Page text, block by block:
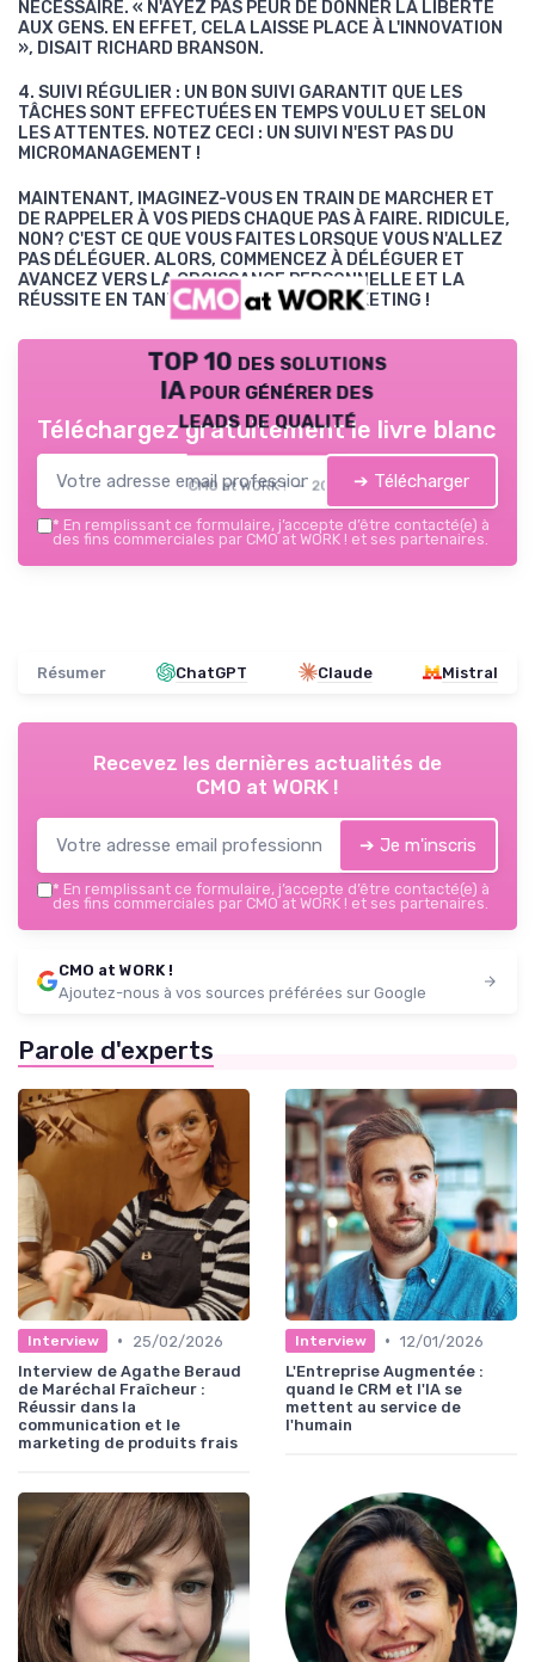
NÉCESSAIRE. « N'AYEZ PAS PEUR DE DONNER LA LIBERTÉ
AUX GENS. EN EFFET, CELA LAISSE PLACE À L'INNOVATION
», DISAIT RICHARD BRANSON.
4. SUIVI RÉGULIER : UN BON SUIVI GARANTIT QUE LES
TÂCHES SONT EFFECTUÉES EN TEMPS VOULU ET SELON
LES ATTENTES. NOTEZ CECI : UN SUIVI N'EST PAS DU
MICROMANAGEMENT !
MAINTENANT, IMAGINEZ-VOUS EN TRAIN DE MARCHER ET
DE RAPPELER À VOS PIEDS CHAQUE PAS À FAIRE. RIDICULE,
NON? C'EST CE QUE VOUS FAITES LORSQUE VOUS N'ALLEZ
PAS DÉLÉGUER. ALORS, COMMENCEZ À DÉLÉGUER ET
AVANCEZ VERS LA CROISSANCE PERSONNELLE ET LA
RÉUSSITE EN TANT QUE DIRECTEUR MARKETING !
TOP 10 des solutions
IA pour générer des
leads de qualité
CMO at WORK ! — 2026
Téléchargez gratuitement le livre blanc
➔ Télécharger
* En remplissant ce formulaire, j’accepte d’être contacté(e) à
des fins commerciales par CMO at WORK ! et ses partenaires.
Résumer ChatGPT Claude Mistral
Recevez les dernières actualités de
CMO at WORK !
➔ Je m'inscris
* En remplissant ce formulaire, j’accepte d’être contacté(e) à
des fins commerciales par CMO at WORK ! et ses partenaires.
CMO at WORK !
Ajoutez-nous à vos sources préférées sur Google
Parole d'experts
Interview •
25/02/2026
Interview de Agathe Beraud
de Maréchal Fraîcheur :
Réussir dans la
communication et le
marketing de produits frais
Interview • 12/01/2026
L'Entreprise Augmentée :
quand le CRM et l'IA se
mettent au service de
l'humain